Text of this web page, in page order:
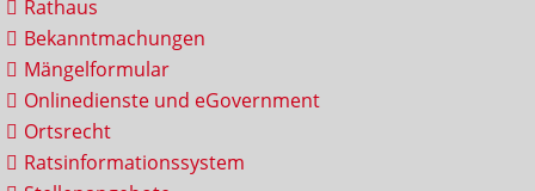
Rathaus
Bekanntmachungen
Mängelformular
Onlinedienste und eGovernment
Ortsrecht
Ratsinformationssystem